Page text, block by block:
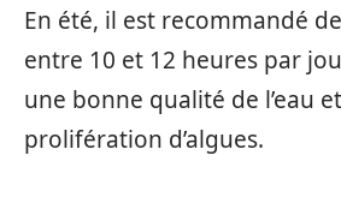
En été, il est recommandé
entre 10 et 12 heures par
une bonne qualité de l’eau
prolifération d’algues.